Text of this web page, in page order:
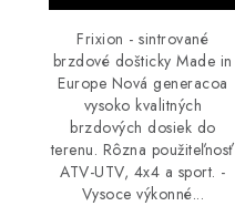
Frixion - sintrované
brzdové došticky Made in
Europe Nová generacoa
vysoko kvalitných
brzdových dosiek do
terenu. Rôzna použiteľnosť
ATV-UTV, 4x4 a sport. -
Vysoce výkonné...